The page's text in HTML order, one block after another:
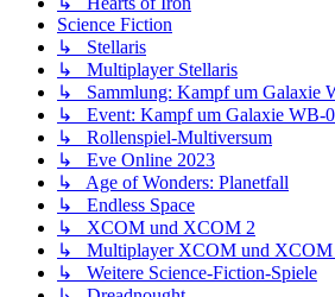
Science Fiction
↳ Stellaris
↳ Multiplayer Stellaris
↳ Sammlung: Kampf um Galaxie
↳ Event: Kampf um Galaxie WB-
↳ Rollenspiel-Multiversum
↳ Eve Online 2023
↳ Age of Wonders: Planetfall
↳ Endless Space
↳ XCOM und XCOM 2
↳ Multiplayer XCOM und XCOM
↳ Weitere Science-Fiction-Spiele